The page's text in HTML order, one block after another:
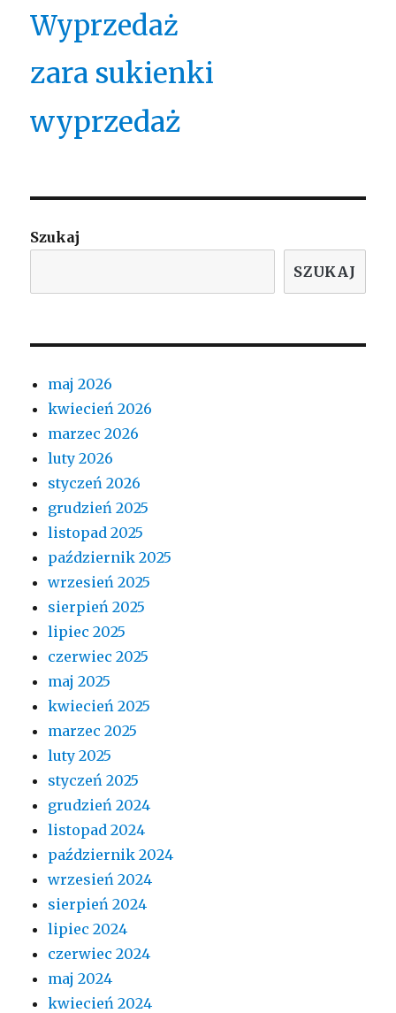
Wyprzedaż
zara sukienki
wyprzedaż
Szukaj
SZUKAJ
maj 2026
kwiecień 2026
marzec 2026
luty 2026
styczeń 2026
grudzień 2025
listopad 2025
październik 2025
wrzesień 2025
sierpień 2025
lipiec 2025
czerwiec 2025
maj 2025
kwiecień 2025
marzec 2025
luty 2025
styczeń 2025
grudzień 2024
listopad 2024
październik 2024
wrzesień 2024
sierpień 2024
lipiec 2024
czerwiec 2024
maj 2024
kwiecień 2024